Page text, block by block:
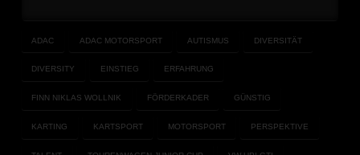
ADAC ADAC MOTORSPORT AUTISMUS DIVERSITÄT
DIVERSITY EINSTIEG ERFAHRUNG
FINN NIKLAS WOLLNIK FÖRDERKADER GÜNSTIG
KARTING KARTSPORT MOTORSPORT PERSPEKTIVE